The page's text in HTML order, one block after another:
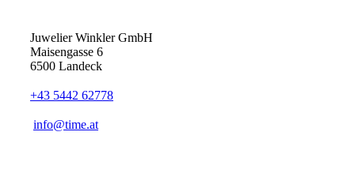
Juwelier Winkler GmbH
Maisengasse 6
6500 Landeck
+43 5442 62778
info@time.at